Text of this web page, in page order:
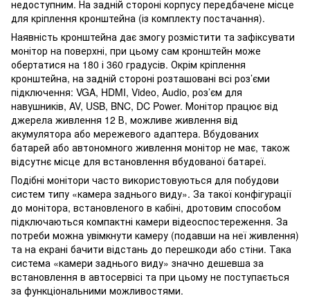
недоступним. На задній стороні корпусу передбачене місце
для кріплення кронштейна (із комплекту постачання).
Наявність кронштейна дає змогу розмістити та зафіксувати
монітор на поверхні, при цьому сам кронштейн може
обертатися на 180 і 360 градусів. Окрім кріплення
кронштейна, на задній стороні розташовані всі роз’єми
підключення: VGA, HDMI, Video, Audio, роз’єм для
навушників, AV, USB, BNC, DC Power. Монітор працює від
джерела живлення 12 В, можливе живлення від
акумулятора або мережевого адаптера. Вбудованих
батарей або автономного живлення монітор не має, також
відсутнє місце для встановлення вбудованої батареї.
Подібні монітори часто використовуються для побудови
систем типу «камера заднього виду». За такої конфігурації
до монітора, встановленого в кабіні, дротовим способом
підключаються компактні камери відеоспостереження. За
потреби можна увімкнути камеру (подавши на неї живлення)
та на екрані бачити відстань до перешкоди або стіни. Така
система «камери заднього виду» значно дешевша за
встановлення в автосервісі та при цьому не поступається
за функціональними можливостями.